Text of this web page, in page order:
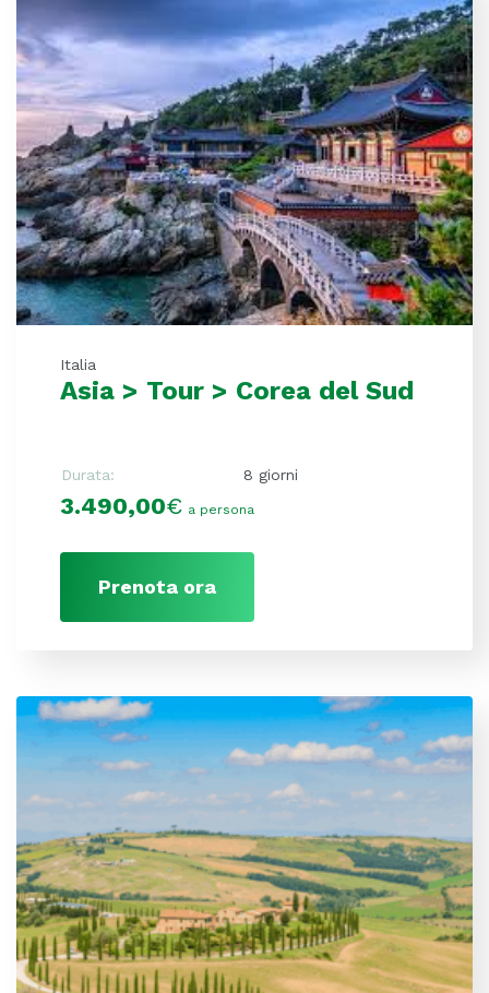
Italia
Asia > Tour > Corea del Sud
Durata: 8 giorni
3.490,00€ a persona
Prenota ora